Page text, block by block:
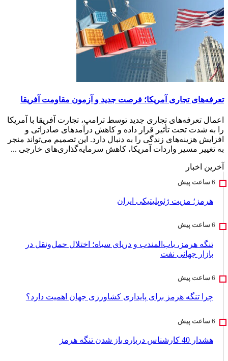
تعرفه‌های تجاری آمریکا؛ فرصت جدید و آزمون مقاومت آفریقا
اعمال تعرفه‌های تجاری جدید توسط ترامپ، تجارت آفریقا با آمریکا
را به شدت تحت تأثیر قرار داده و کاهش درآمدهای صادراتی و
افزایش هزینه‌های زندگی را به دنبال دارد. این تصمیم می‌تواند منجر
به تغییر مسیر واردات آمریکا، کاهش سرمایه‌گذاری‌های خارجی ...
آخرین اخبار
هرمز؛ مزیت ژئوپلیتیکی ایران
تنگه هرمز، باب‌المندب و دریای سیاه؛ اختلال حمل‌ونقل در
بازار جهانی نفت
چرا تنگه هرمز برای پایداری کشاورزی جهان اهمیت دارد؟
هشدار 40 کارشناس درباره باز شدن تنگه هرمز